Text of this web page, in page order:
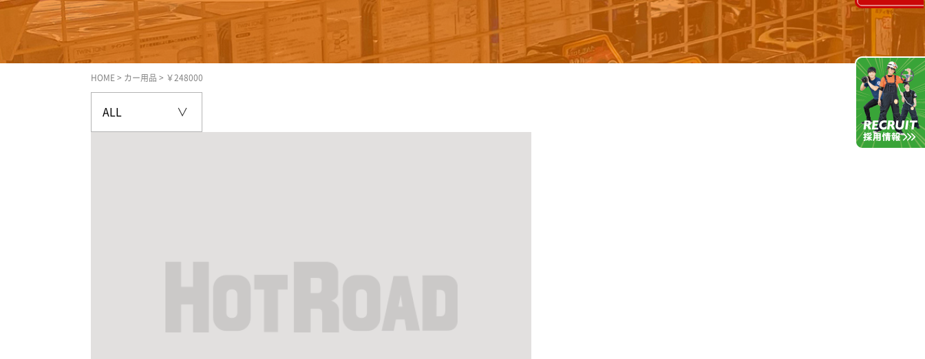
HOME > カー用品 > ￥248000